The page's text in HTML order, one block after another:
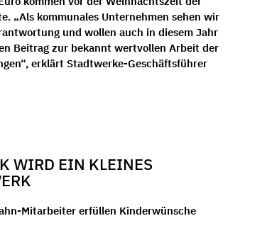
„Als kommunales Unternehmen sehen wir
und wollen auch in diesem Jahr
Beitrag zur bekannt wertvollen Arbeit der
erklärt Stadtwerke-Geschäftsführer
WIRD EIN KLEINES
Mitarbeiter erfüllen Kinderwünsche